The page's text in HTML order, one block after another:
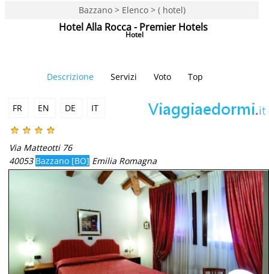
Bazzano > Elenco > ( hotel)
Hotel Alla Rocca - Premier Hotels
Hotel
Descrizione Servizi Voto Top
FR EN DE IT
Via Matteotti 76
40053 Bazzano [BO] Emilia Romagna